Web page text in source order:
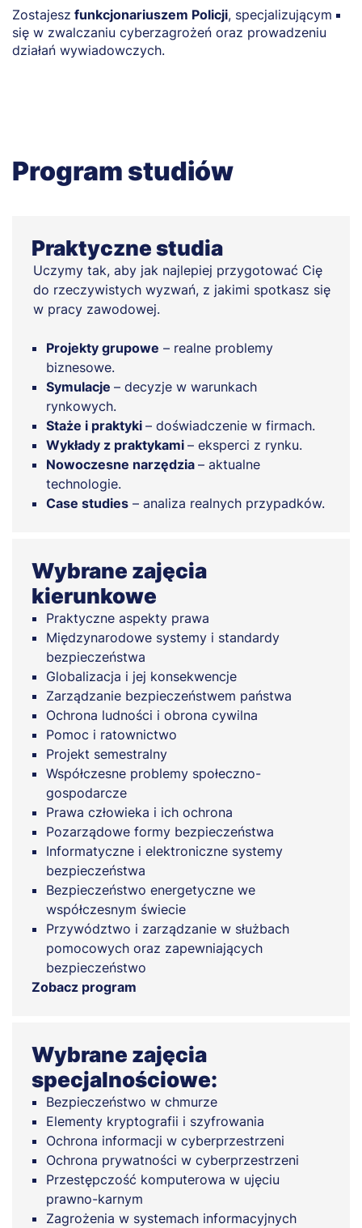
Zostajesz funkcjonariuszem Policji, specjalizującym
się w zwalczaniu cyberzagrożeń oraz prowadzeniu
działań wywiadowczych.
Program studiów
Praktyczne studia
Uczymy tak, aby jak najlepiej przygotować Cię
do rzeczywistych wyzwań, z jakimi spotkasz się
w pracy zawodowej.
Projekty grupowe – realne problemy
biznesowe.
Symulacje – decyzje w warunkach
rynkowych.
Staże i praktyki – doświadczenie w firmach.
Wykłady z praktykami – eksperci z rynku.
Nowoczesne narzędzia – aktualne
technologie.
Case studies – analiza realnych przypadków.
Wybrane zajęcia
kierunkowe
Praktyczne aspekty prawa
Międzynarodowe systemy i standardy
bezpieczeństwa
Globalizacja i jej konsekwencje
Zarządzanie bezpieczeństwem państwa
Ochrona ludności i obrona cywilna
Pomoc i ratownictwo
Projekt semestralny
Współczesne problemy społeczno-
gospodarcze
Prawa człowieka i ich ochrona
Pozarządowe formy bezpieczeństwa
Informatyczne i elektroniczne systemy
bezpieczeństwa
Bezpieczeństwo energetyczne we
współczesnym świecie
Przywództwo i zarządzanie w służbach
pomocowych oraz zapewniających
bezpieczeństwo
Zobacz program
Wybrane zajęcia
specjalnościowe:
Bezpieczeństwo w chmurze
Elementy kryptografii i szyfrowania
Ochrona informacji w cyberprzestrzeni
Ochrona prywatności w cyberprzestrzeni
Przestępczość komputerowa w ujęciu
prawno-karnym
Zagrożenia w systemach informacyjnych